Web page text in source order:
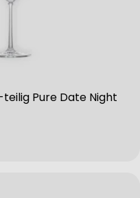
Pure Date Night